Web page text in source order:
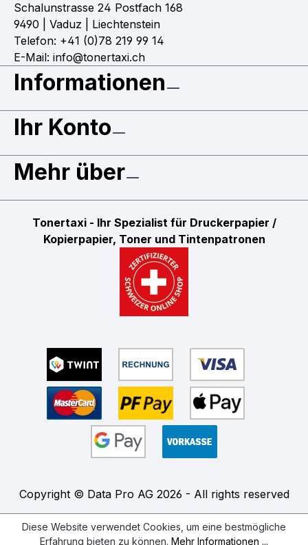
Schalunstrasse 24 Postfach 168
9490 | Vaduz | Liechtenstein
Telefon: +41 (0)78 219 99 14
E-Mail: info@tonertaxi.ch
Informationen
Ihr Konto
Mehr über
Tonertaxi - Ihr Spezialist für Druckerpapier /
Kopierpapier, Toner und Tintenpatronen
Copyright © Data Pro AG 2026 - All rights reserved
Diese Website verwendet Cookies, um eine bestmögliche
Erfahrung bieten zu können. Mehr Informationen ...